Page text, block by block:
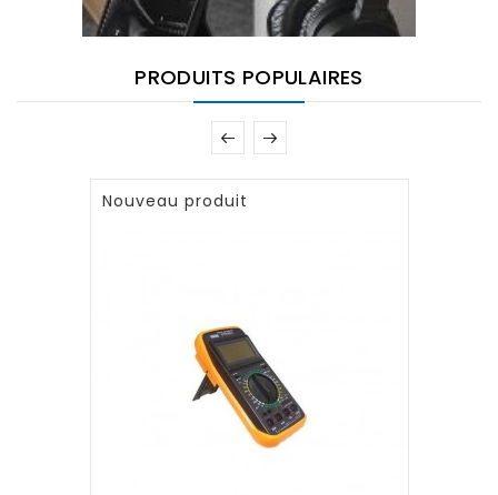
PRODUITS POPULAIRES
Nouveau produit